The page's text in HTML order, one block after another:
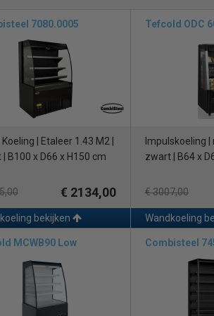
mee gehouden. Zo bieden we namelijk
daarnaast allemaal over de
koelingen eenvoudig in onderhoud en
uitstraling. Daarom zijn onze
kiezen voor wandkoelingen met
dat aangevroren ijs smelt en uw koeling
optie. Deze wandkoeling beschikt over een
jaar garantie. Bij professionele
van AGV, vleeswaren en zuivel. Deze
ontdooiing en dooiwaterverdamping.
7080.0005
| Etaleer 1.43 M2 |
B100 x D66 x H150 cm
€ 2134,00
bekijken
Tefcold ODC
Impulskoeling |
zwart | B64 x
€ 3007,00
Wandkoeling
MCWB90 Low Combisteel